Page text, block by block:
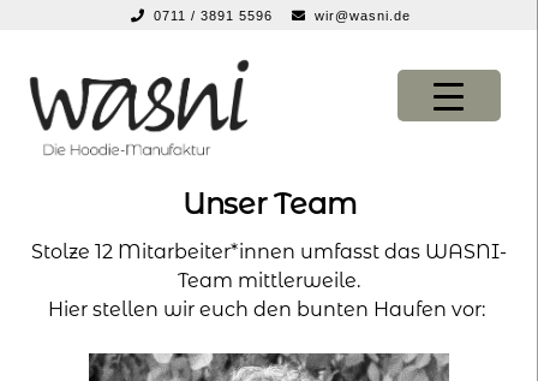
0711 / 3891 5596 wir@wasni.de
Navigation
springen
Inhalt
springen
KONFIGURATOR
Unser Team
Stolze 12 Mitarbeiter*innen umfasst das WASNI-
Team mittlerweile.
Hier stellen wir euch den bunten Haufen vor: